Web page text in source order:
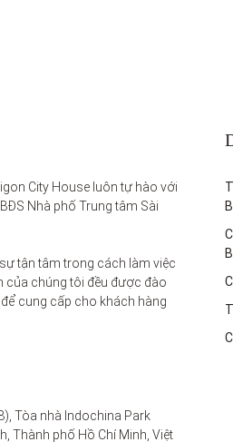
City House luôn tự hào với
Nhà phố Trung tâm Sài
tận tâm trong cách làm việc
của chúng tôi đều được đào
cung cấp cho khách hàng
Tòa nhà Indochina Park
Thành phố Hồ Chí Minh, Việt